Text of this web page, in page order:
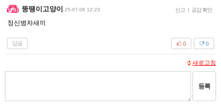
뚱땡이고양이 25-07-06 12:23 신고 | 공감 확인
정신병자새끼
답글 0
0
새로고침
등록